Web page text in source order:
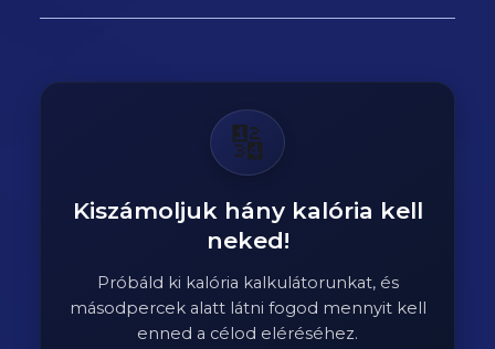
🔢
Kiszámoljuk hány kalória kell
neked!
Próbáld ki kalória kalkulátorunkat, és
másodpercek alatt látni fogod mennyit kell
enned a célod eléréséhez.